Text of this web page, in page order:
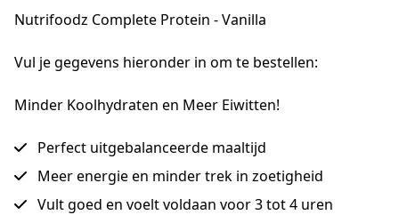
Nutrifoodz Complete Protein - Vanilla
Vul je gegevens hieronder in om te bestellen:
Minder Koolhydraten en Meer Eiwitten!
Perfect uitgebalanceerde maaltijd
Meer energie en minder trek in zoetigheid
Vult goed en voelt voldaan voor 3 tot 4 uren